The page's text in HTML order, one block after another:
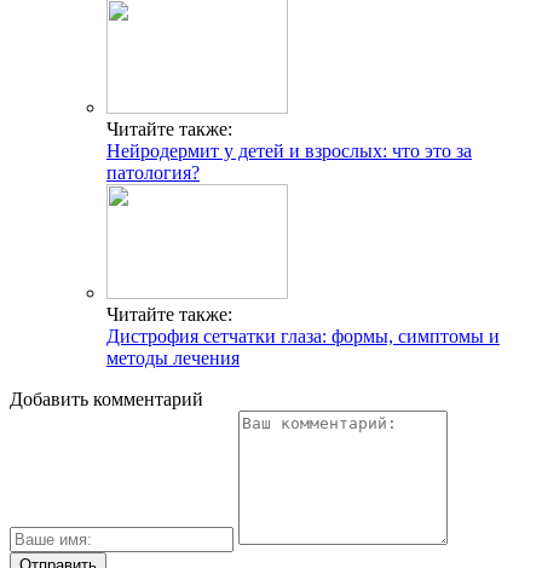
Читайте также:
Нейродермит у детей и взрослых: что это за
патология?
Читайте также:
Дистрофия сетчатки глаза: формы, симптомы и
методы лечения
Добавить комментарий